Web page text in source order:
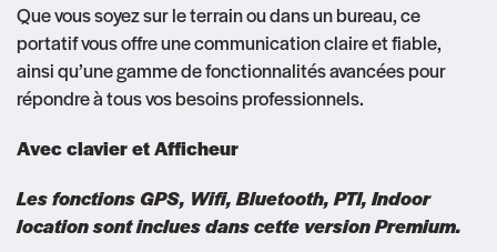
Que vous soyez sur le terrain ou dans un bureau, ce
portatif vous offre une communication claire et fiable,
ainsi qu’une gamme de fonctionnalités avancées pour
répondre à tous vos besoins professionnels.
Avec clavier et Afficheur
Les fonctions GPS, Wifi, Bluetooth, PTI, Indoor
location sont inclues dans cette version Premium.